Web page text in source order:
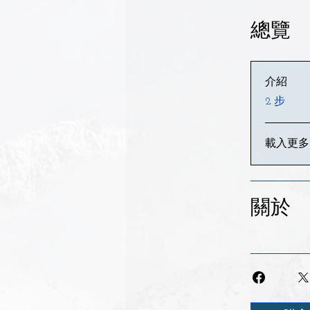
總覽
介紹
.2 步
載入更多
關於